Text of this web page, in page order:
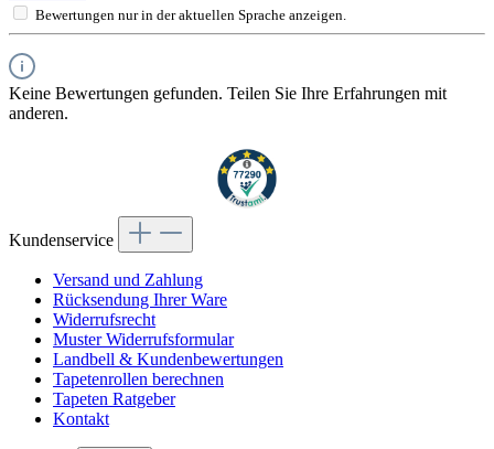
Bewertungen nur in der aktuellen Sprache anzeigen.
Keine Bewertungen gefunden. Teilen Sie Ihre Erfahrungen mit
anderen.
Kundenservice
Versand und Zahlung
Rücksendung Ihrer Ware
Widerrufsrecht
Muster Widerrufsformular
Landbell & Kundenbewertungen
Tapetenrollen berechnen
Tapeten Ratgeber
Kontakt